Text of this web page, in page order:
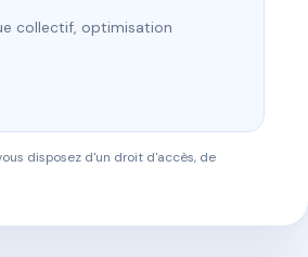
collectif, optimisation
disposez d'un droit d'accès, de